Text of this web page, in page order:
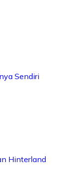
Sendiri
Hinterland